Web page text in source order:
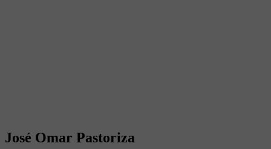
José Omar Pastoriza